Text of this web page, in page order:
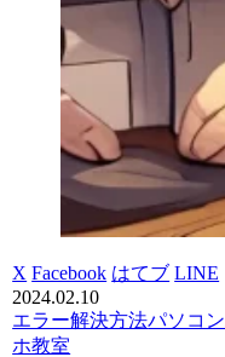
X Facebook はてブ LINE
2024.02.10
エラー解決方法パソコン
ホ教室